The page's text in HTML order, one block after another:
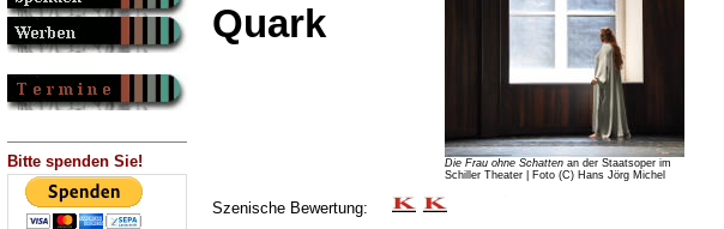
Bitte spenden Sie!
Quark
Die Frau ohne Schattenan der Staatsoper im
Schiller Theater | Foto (C) Hans Jörg Michel
Szenische Bewertung: